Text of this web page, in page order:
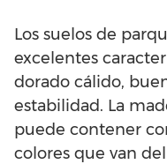
Los suelos de
excelentes
dorado cálido,
estabilidad. La
puede contener
colores que van